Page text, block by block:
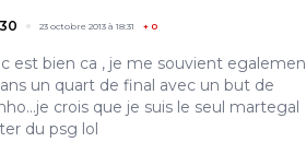
23 octobre 2013 à 18:31 + 0
est bien ca , je me souvient
un quart de final avec un but de
crois que je suis le seul martegal
du psg lol